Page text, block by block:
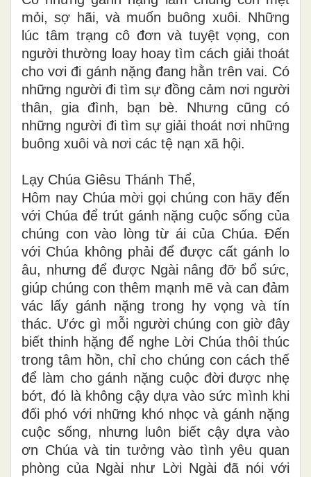
mỏi, sợ hãi, và muốn buông xuôi. Những
lúc tâm trạng cô đơn và tuyệt vọng, con
người thường loay hoay tìm cách giải thoát
cho vơi đi gánh nặng đang hằn trên vai. Có
những người đi tìm sự đồng cảm nơi người
thân, gia đình, bạn bè. Nhưng cũng có
những người đi tìm sự giải thoát nơi những
buông xuôi và nơi các tệ nạn xã hội.
Lạy Chúa Giêsu Thánh Thể,
Hôm nay Chúa mời gọi chúng con hãy đến
với Chúa để trút gánh nặng cuộc sống của
chúng con vào lòng từ ái của Chúa. Đến
với Chúa không phải để được cất gánh lo
âu, nhưng để được Ngài nâng đỡ bổ sức,
giúp chúng con thêm mạnh mẽ và can đảm
vác lấy gánh nặng trong hy vọng và tín
thác. Ước gì mỗi người chúng con giờ đây
biết thinh hặng để nghe Lời Chúa thôi thúc
trong tâm hồn, chỉ cho chúng con cách thế
để làm cho gánh nặng cuộc đời được nhẹ
bớt, đó là không cậy dựa vào sức mình khi
đối phó với những khó nhọc và gánh nặng
cuộc sống, nhưng luôn biết cậy dựa vào
ơn Chúa và tin tưởng vào tình yêu quan
phòng của Ngài như Lời Ngài đã nói với